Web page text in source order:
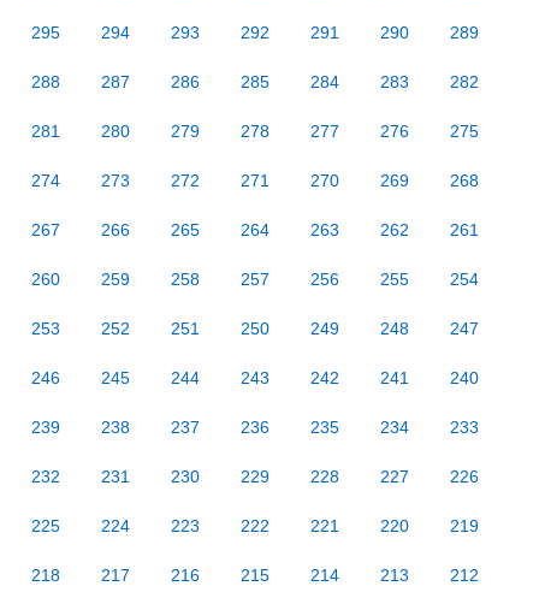
295 294 293 292 291 290 289
288 287 286 285 284 283 282
281 280 279 278 277 276 275
274 273 272 271 270 269 268
267 266 265 264 263 262 261
260 259 258 257 256 255 254
253 252 251 250 249 248 247
246 245 244 243 242 241 240
239 238 237 236 235 234 233
232 231 230 229 228 227 226
225 224 223 222 221 220 219
218 217 216 215 214 213 212